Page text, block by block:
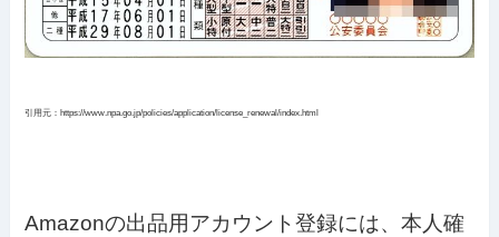
引用元：https://www.npa.go.jp/policies/application/license_renewal/index.html
Amazonの出品用アカウント登録には、本人確